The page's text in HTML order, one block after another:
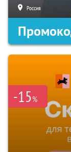
Россия
-15%